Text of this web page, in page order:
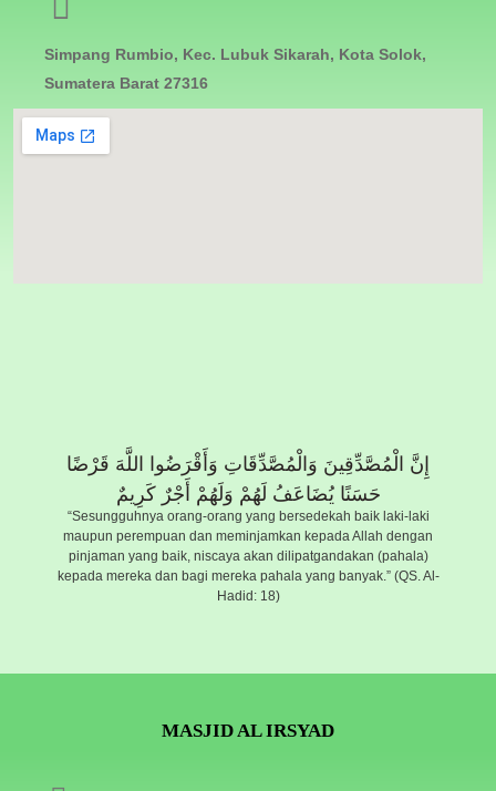
Simpang Rumbio, Kec. Lubuk Sikarah, Kota Solok,
Sumatera Barat 27316
إِنَّ الْمُصَّدِّقِينَ وَالْمُصَّدِّقَاتِ وَأَقْرَضُوا اللَّهَ قَرْضًا
حَسَنًا يُضَاعَفُ لَهُمْ وَلَهُمْ أَجْرٌ كَرِيمٌ
“Sesungguhnya orang-orang yang bersedekah baik laki-laki
maupun perempuan dan meminjamkan kepada Allah dengan
pinjaman yang baik, niscaya akan dilipatgandakan (pahala)
kepada mereka dan bagi mereka pahala yang banyak.” (QS. Al-
Hadid: 18)
MASJID AL IRSYAD